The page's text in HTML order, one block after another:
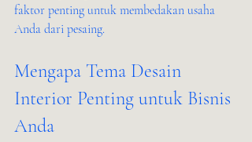
faktor penting untuk membedakan usaha
Anda dari pesaing.
Mengapa Tema Desain
Interior Penting untuk Bisnis
Anda